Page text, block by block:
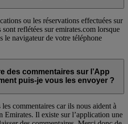
ou les réservations effectuées sur
reflétées sur emirates.com lorsque
le navigateur de votre téléphone
des commentaires sur l’App
puis-je vous les envoyer ?
commentaires car ils nous aident à
Emirates. Il existe sur l’application une